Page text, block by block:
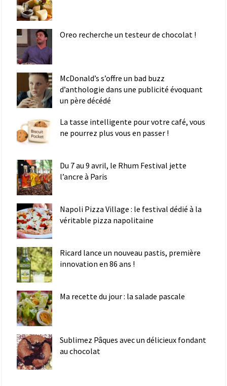
Oreo recherche un testeur de chocolat !
McDonald’s s’offre un bad buzz
d’anthologie dans une publicité évoquant
un père décédé
La tasse intelligente pour votre café, vous
ne pourrez plus vous en passer !
Du 7 au 9 avril, le Rhum Festival jette
l’ancre à Paris
Napoli Pizza Village : le festival dédié à la
véritable pizza napolitaine
Ricard lance un nouveau pastis, première
innovation en 86 ans !
Ma recette du jour : la salade pascale
Sublimez Pâques avec un délicieux fondant
au chocolat